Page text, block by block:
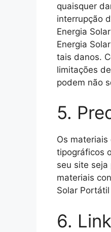
quaisquer
interrupção
Energia
Energia
tais danos.
limitações
podem não
5.
Os
tipográficos
seu site seja
materiais
Solar
6.